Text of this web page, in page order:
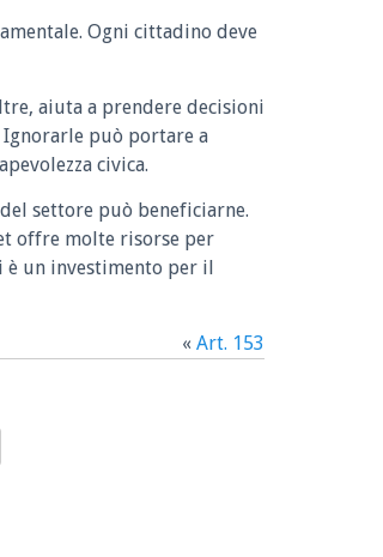
Ogni cittadino deve
aiuta a prendere decisioni
può portare a
civica.
settore può beneficiarne.
offre molte risorse per
un investimento per il
« Art. 153